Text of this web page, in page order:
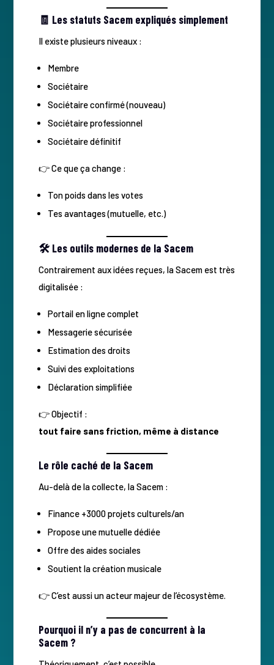
🧾 Les statuts Sacem expliqués simplement
Il existe plusieurs niveaux :
Membre
Sociétaire
Sociétaire confirmé (nouveau)
Sociétaire professionnel
Sociétaire définitif
👉 Ce que ça change :
Ton poids dans les votes
Tes avantages (mutuelle, etc.)
🛠️ Les outils modernes de la Sacem
Contrairement aux idées reçues, la Sacem est très
digitalisée :
Portail en ligne complet
Messagerie sécurisée
Estimation des droits
Suivi des exploitations
Déclaration simplifiée
👉 Objectif :
tout faire sans friction, même à distance
Le rôle caché de la Sacem
Au-delà de la collecte, la Sacem :
Finance +3000 projets culturels/an
Propose une mutuelle dédiée
Offre des aides sociales
Soutient la création musicale
👉 C’est aussi un acteur majeur de l’écosystème.
Pourquoi il n’y a pas de concurrent à la
Sacem ?